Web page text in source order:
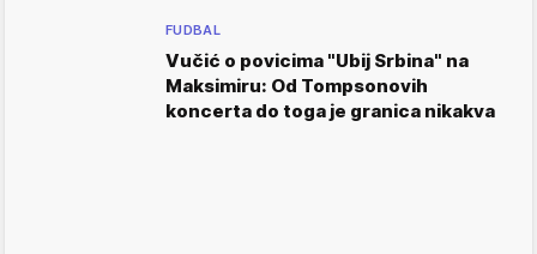
FUDBAL
Vučić o povicima "Ubij Srbina" na
Maksimiru: Od Tompsonovih
koncerta do toga je granica nikakva